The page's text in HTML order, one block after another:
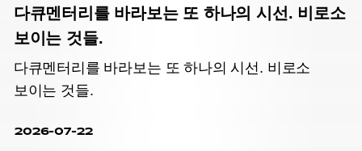
다큐멘터리를 바라보는 또 하나의 시선. 비로소
보이는 것들.
다큐멘터리를 바라보는 또 하나의 시선. 비로소
보이는 것들.
2026-07-22